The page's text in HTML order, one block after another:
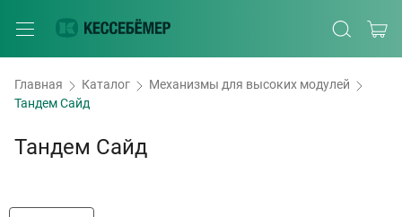
Главная Каталог
Механизмы для высоких модулей
Тандем Сайд
Тандем Сайд